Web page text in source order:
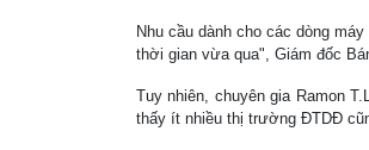
Nhu cầu dành cho các dòng
thời gian vừa qua", Giám đốc
Tuy nhiên, chuyên gia Ramon
thấy ít nhiều thị trường ĐTDĐ